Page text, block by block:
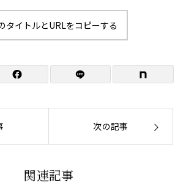
タイトルとURLをコピーする
次の記事
関連記事